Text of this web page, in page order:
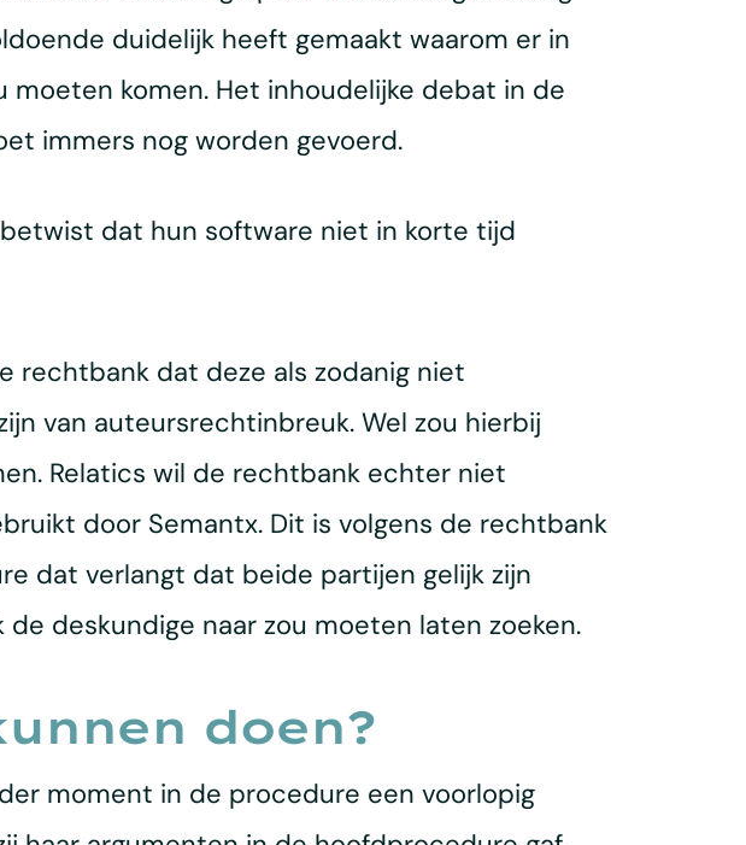
duidelijk heeft gemaakt waarom er in
komen. Het inhoudelijke debat in de
immers nog worden gevoerd.
dat hun software niet in korte tijd
dat deze als zodanig niet
van auteursrechtinbreuk. Wel zou hierbij
Relatics wil de rechtbank echter niet
door Semantx. Dit is volgens de rechtbank
dat verlangt dat beide partijen gelijk zijn
deskundige naar zou moeten laten zoeken.
doen?
moment in de procedure een voorlopig